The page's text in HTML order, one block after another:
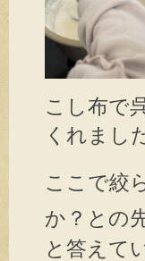
こし布で
くれまし
ここで絞
か？との
と答えて